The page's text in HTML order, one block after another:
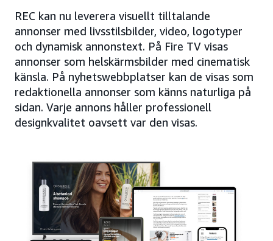
REC kan nu leverera visuellt tilltalande
annonser med livsstilsbilder, video, logotyper
och dynamisk annonstext. På Fire TV visas
annonser som helskärmsbilder med cinematisk
känsla. På nyhetswebbplatser kan de visas som
redaktionella annonser som känns naturliga på
sidan. Varje annons håller professionell
designkvalitet oavsett var den visas.